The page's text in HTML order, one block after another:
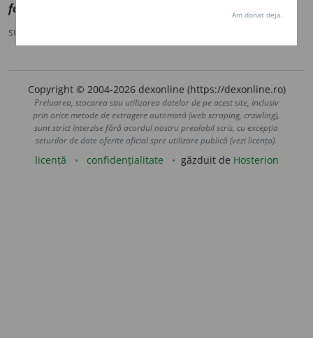
font
sursa:
Copyright © 2004-2026 dexonline (https://dexonline.ro)
Preluarea, stocarea sau utilizarea datelor de pe acest site, inclusiv
prin orice metode de extragere automată (web scraping, crawling),
sunt strict interzise fără acordul nostru prealabil scris, cu excepția
seturilor de date oferite oficial spre utilizare publică (vezi licența).
licență confidențialitate găzduit de Hosterion
Am donat deja.